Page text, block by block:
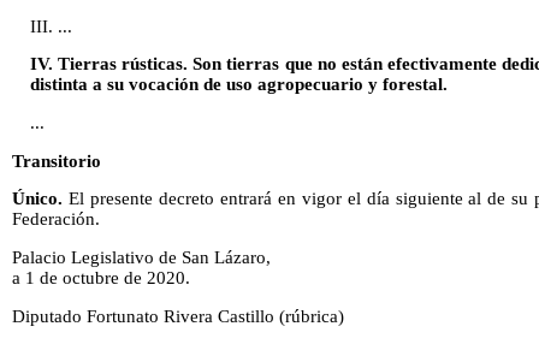
III. ...
IV. Tierras rústicas. Son tierras que no están efectivamente
distinta a su vocación de uso agropecuario y forestal.
...
Transitorio
Único. El presente decreto entrará en vigor el día siguiente al de
Federación.
Palacio Legislativo de San Lázaro,
a 1 de octubre de 2020.
Diputado Fortunato Rivera Castillo (rúbrica)